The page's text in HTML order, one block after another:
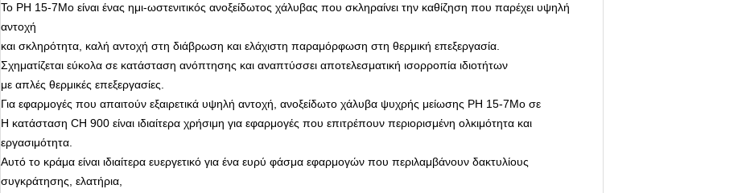
Το PH 15-7Mo είναι ένας ημι-ωστενιτικός ανοξείδωτος χάλυβας που σκληραίνει την καθίζηση που παρέχει υψηλή
αντοχή
και σκληρότητα, καλή αντοχή στη διάβρωση και ελάχιστη παραμόρφωση στη θερμική επεξεργασία.
Σχηματίζεται εύκολα σε κατάσταση ανόπτησης και αναπτύσσει αποτελεσματική ισορροπία ιδιοτήτων
με απλές θερμικές επεξεργασίες.
Για εφαρμογές που απαιτούν εξαιρετικά υψηλή αντοχή, ανοξείδωτο χάλυβα ψυχρής μείωσης PH 15-7Mo σε
Η κατάσταση CH 900 είναι ιδιαίτερα χρήσιμη για εφαρμογές που επιτρέπουν περιορισμένη ολκιμότητα και
εργασιμότητα.
Αυτό το κράμα είναι ιδιαίτερα ευεργετικό για ένα ευρύ φάσμα εφαρμογών που περιλαμβάνουν δακτυλίους
συγκράτησης, ελατήρια,